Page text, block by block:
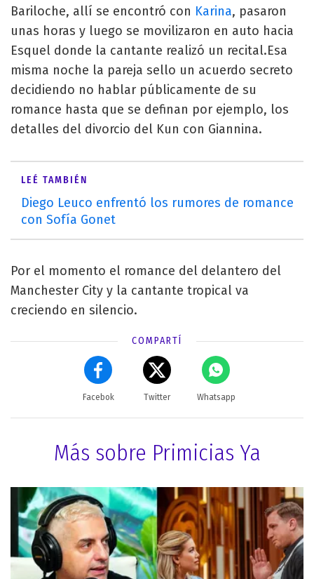
Bariloche, allí se encontró con Karina, pasaron
unas horas y luego se movilizaron en auto hacia
Esquel donde la cantante realizó un recital.Esa
misma noche la pareja sello un acuerdo secreto
decidiendo no hablar públicamente de su
romance hasta que se definan por ejemplo, los
detalles del divorcio del Kun con Giannina.
LEÉ TAMBIÉN
Diego Leuco enfrentó los rumores de romance
con Sofía Gonet
Por el momento el romance del delantero del
Manchester City y la cantante tropical va
creciendo en silencio.
COMPARTÍ
Facebok Twitter Whatsapp
Más sobre Primicias Ya